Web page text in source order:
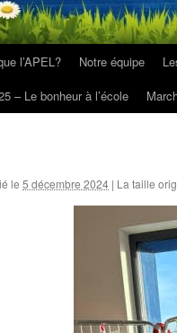
l’APEL? Notre équipe
– Le bonheur à l’école
le 5 décembre 2024 | La taille